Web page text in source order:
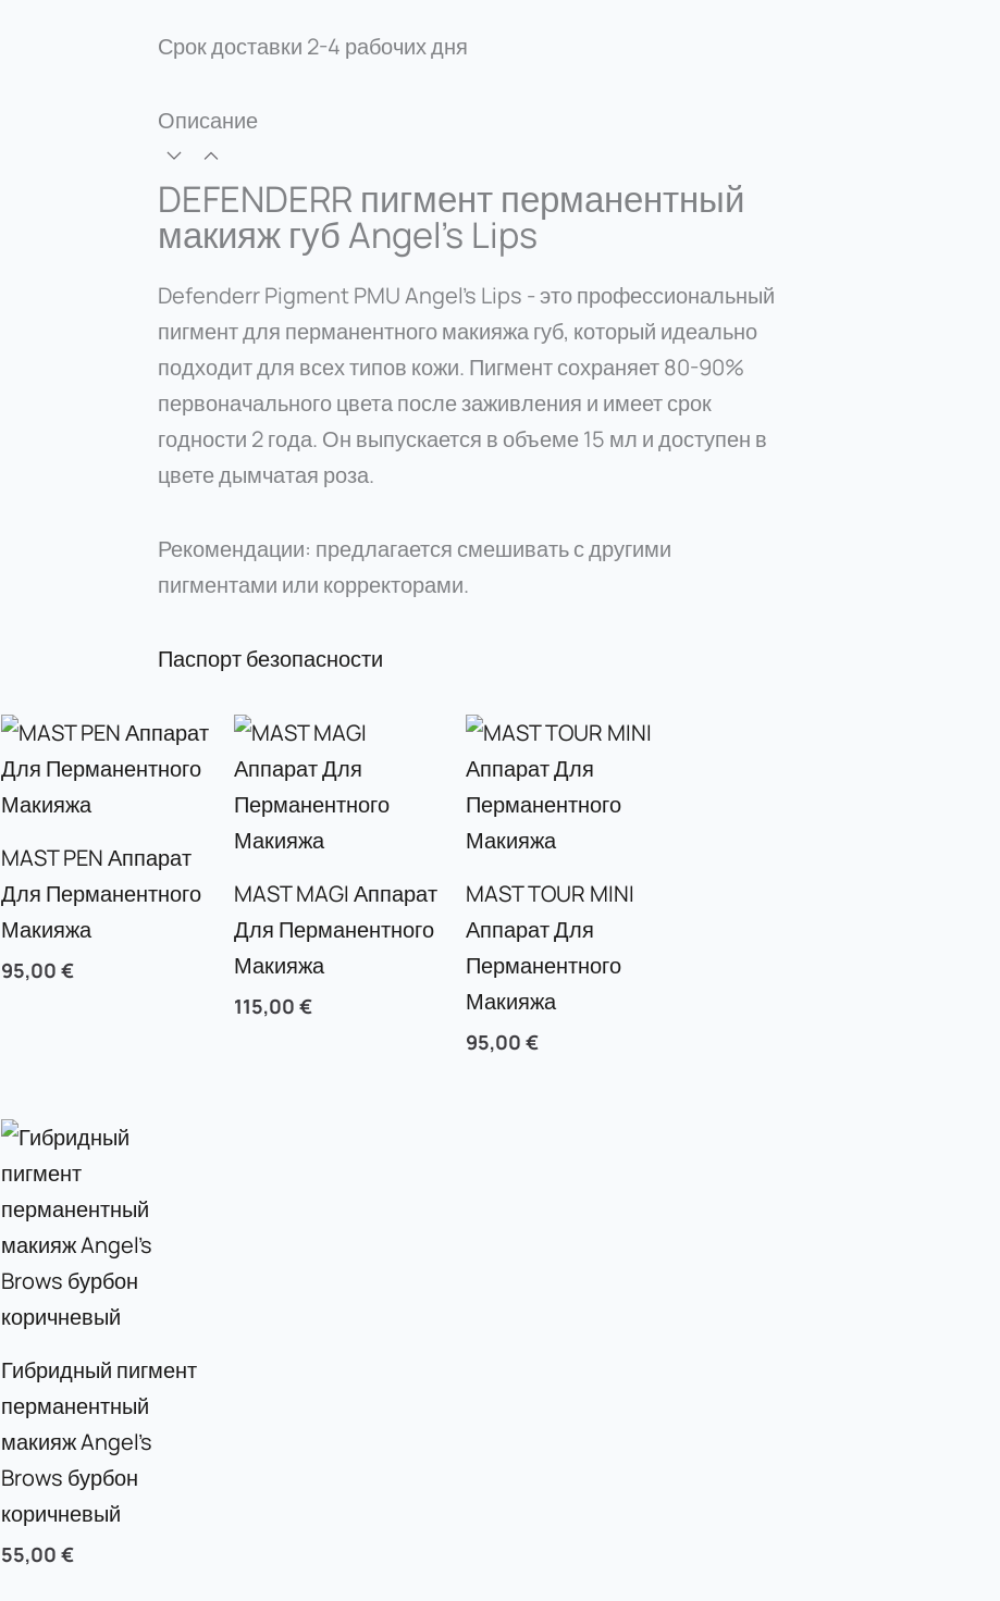
Срок доставки 2-4 рабочих дня
Описание
DEFENDERR пигмент перманентный
макияж губ Angel’s Lips
Defenderr Pigment PMU Angel's Lips - это профессиональный
пигмент для перманентного макияжа губ, который идеально
подходит для всех типов кожи. Пигмент сохраняет 80-90%
первоначального цвета после заживления и имеет срок
годности 2 года. Он выпускается в объеме 15 мл и доступен в
цвете дымчатая роза.
Рекомендации: предлагается смешивать с другими
пигментами или корректорами.
Паспорт безопасности
MAST PEN Аппарат
Для Перманентного
Макияжа
95,00€
MAST MAGI Аппарат
Для Перманентного
Макияжа
115,00 €
MAST TOUR MINI
Аппарат Для
Перманентного
Макияжа
95,00 €
Гибридный пигмент
перманентный
макияж Angel’s
Brows бурбон
коричневый
55,00€